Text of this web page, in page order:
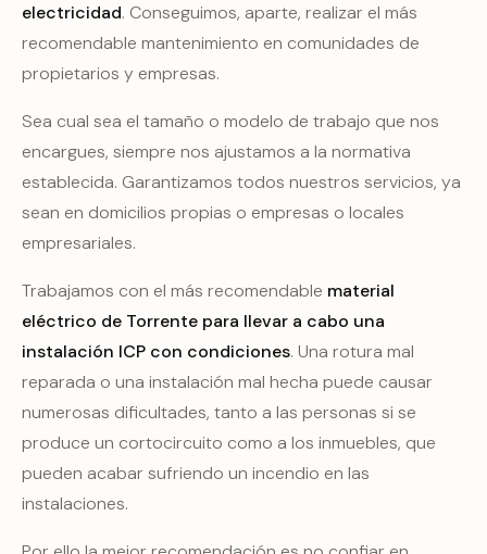
electricidad. Conseguimos, aparte, realizar el más
recomendable mantenimiento en comunidades de
propietarios y empresas.
Sea cual sea el tamaño o modelo de trabajo que nos
encargues, siempre nos ajustamos a la normativa
establecida. Garantizamos todos nuestros servicios, ya
sean en domicilios propias o empresas o locales
empresariales.
Trabajamos con el más recomendable material
eléctrico de Torrente para llevar a cabo una
instalación ICP con condiciones. Una rotura mal
reparada o una instalación mal hecha puede causar
numerosas dificultades, tanto a las personas si se
produce un cortocircuito como a los inmuebles, que
pueden acabar sufriendo un incendio en las
instalaciones.